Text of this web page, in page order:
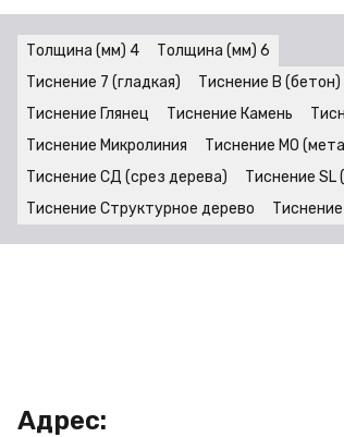
Тиснение 7 (гладкая) Тиснение B (бетон)
Тиснение Глянец
Тиснение Камень
Тиснение Микролиния
Тиснение MO
Тиснение СД (срез дерева)
Тиснение SL
Тиснение Структурное дерево
Толщина (мм) 4 Толщина (мм) 6
Адрес: